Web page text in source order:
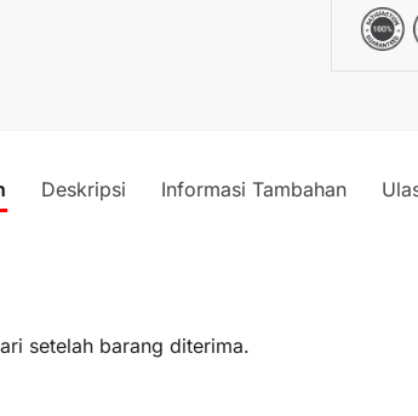
Deskripsi Informasi Tambahan
setelah barang diterima.